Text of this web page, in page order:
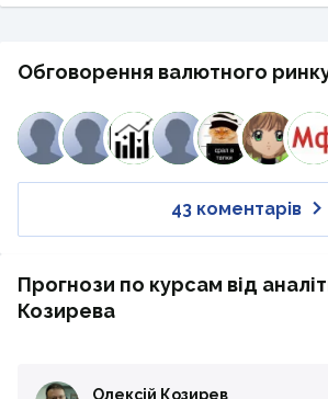
Обговорення валютного
43 коментарів
Прогнози по курсам від
Козирева
Олексій Козирев